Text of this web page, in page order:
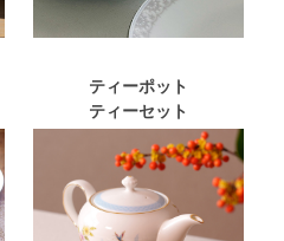
ティーポット
ティーセット